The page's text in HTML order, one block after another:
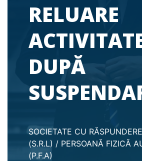
RELUARE
DUPĂ
SOCIETATE CU
(S.R.L) / PERSOANĂ FIZICĂ
(P.F.A)